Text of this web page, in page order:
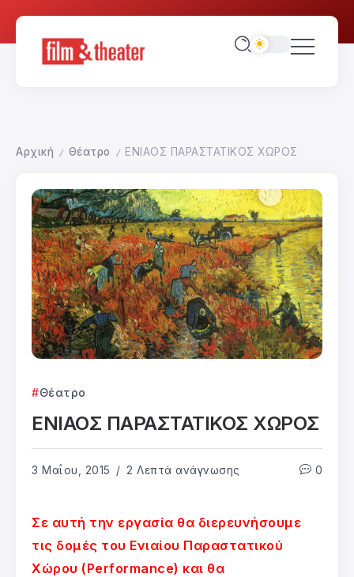
Αρχική / Θέατρο / ΕΝΙΑΟΣ ΠΑΡΑΣΤΑΤΙΚΟΣ ΧΩΡΟΣ
Θέατρο
ΕΝΙΑΟΣ ΠΑΡΑΣΤΑΤΙΚΟΣ ΧΩΡΟΣ
3 Μαΐου, 2015 2 Λεπτά ανάγνωσης 0
Σε αυτή την εργασία θα διερευνήσουμε
τις δομές του Ενιαίου Παραστατικού
Χώρου (Performance) και θα